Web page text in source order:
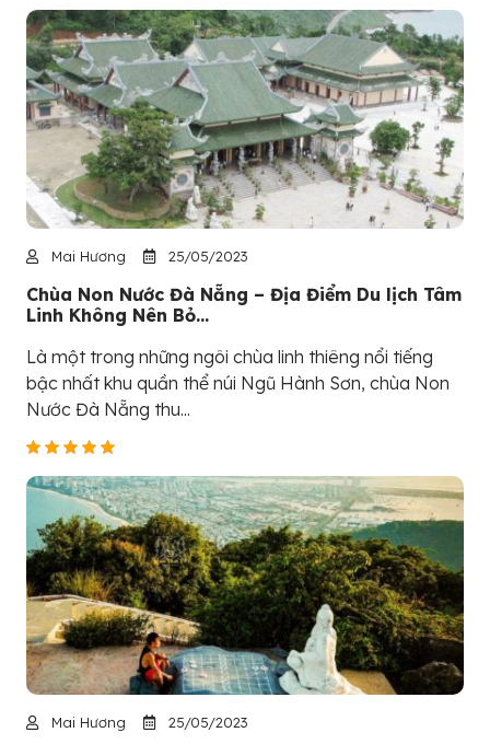
Mai Hương 25/05/2023
Chùa Non Nước Đà Nẵng – Địa Điểm Du lịch Tâm
Linh Không Nên Bỏ...
Là một trong những ngôi chùa linh thiêng nổi tiếng
bậc nhất khu quần thể núi Ngũ Hành Sơn, chùa Non
Nước Đà Nẵng thu...
Mai Hương 25/05/2023